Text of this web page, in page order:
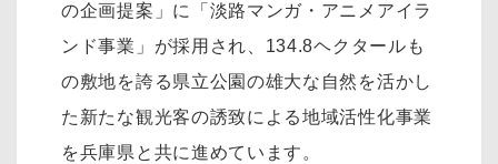
の企画提案」に「淡路マンガ・アニメアイラ
ンド事業」が採用され、134.8ヘクタールも
の敷地を誇る県立公園の雄大な自然を活かし
た新たな観光客の誘致による地域活性化事業
を兵庫県と共に進めています。